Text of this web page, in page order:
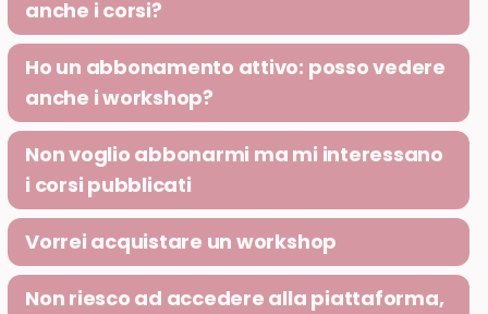
anche i corsi?
Ho un abbonamento attivo: posso vedere
anche i workshop?
Non voglio abbonarmi ma mi interessano
i corsi pubblicati
Vorrei acquistare un workshop
Non riesco ad accedere alla piattaforma,